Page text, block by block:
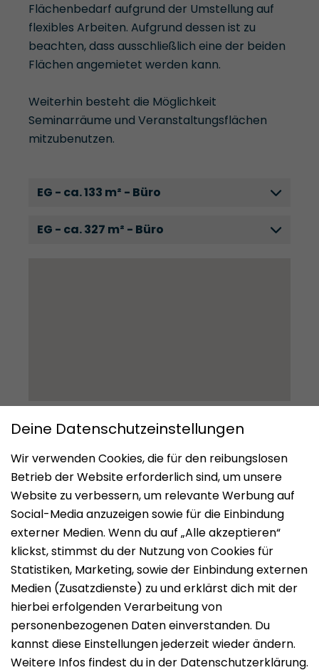
Flächenbedarf aufgrund der Umstellung auf
flexibles Arbeiten. Aufgrund dessen ist zu
beachten, dass ausschließlich eine der beiden
Flächen angemietet werden kann.
Weiterhin besteht die Möglichkeit
Seminarräume und Veranstaltungsflächen
mitzubenutzen.
EG - ca. 133 m² - Büro
EG - ca. 327 m² - Büro
Impressum
Datenschutz
Nutzungsbedingungen
Mieten
Vermieten